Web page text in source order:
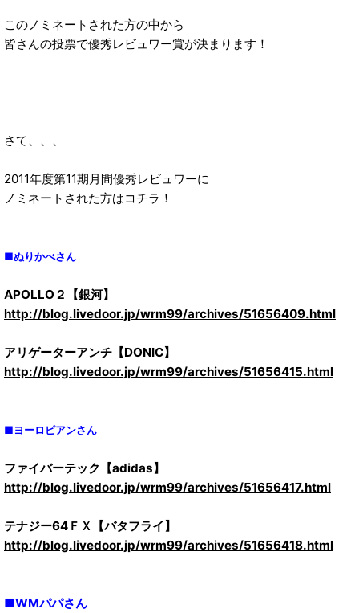
このノミネートされた方の中から
皆さんの投票で優秀レビュワー賞が決まります！
さて、、、
2011年度第11期月間優秀レビュワーに
ノミネートされた方はコチラ！
■ぬりかべさん
APOLLO２【銀河】
http://blog.livedoor.jp/wrm99/archives/51656409.html
アリゲーターアンチ【DONIC】
http://blog.livedoor.jp/wrm99/archives/51656415.html
■ヨーロピアンさん
ファイバーテック【adidas】
http://blog.livedoor.jp/wrm99/archives/51656417.html
テナジー64ＦＸ【バタフライ】
http://blog.livedoor.jp/wrm99/archives/51656418.html
■WMパパさん